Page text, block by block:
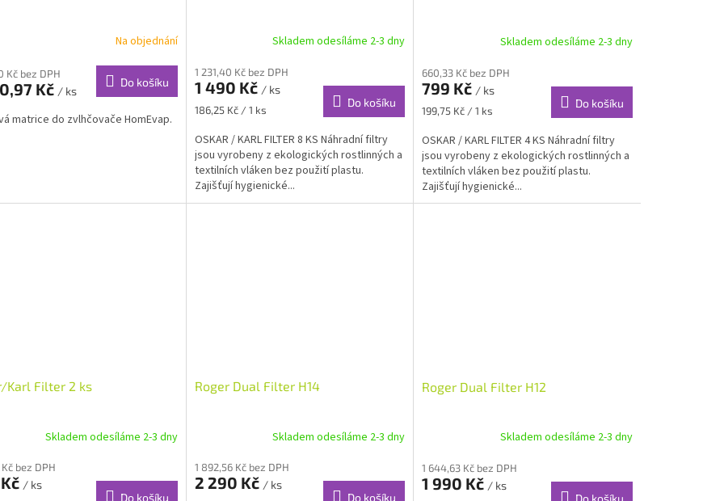
Na objednání
Kč bez DPH
Kč / ks
Do košíku
matrice do zvlhčovače HomEvap.
Skladem odesíláme 2-3 dny
1 231,40 Kč bez DPH
1 490 Kč / ks
Měrná
186,25 Kč / 1 ks
Do košíku
OSKAR / KARL FILTER 8 KS Náhradní filtry
jsou vyrobeny z ekologických rostlinných a
textilních vláken bez použití plastu.
Zajišťují hygienické...
Skladem odesíláme 2-3 dny
660,33 Kč bez DPH
799 Kč / ks
Měrná
199,75 Kč / 1 ks
Do košíku
OSKAR / KARL FILTER 4 KS Náhradní filtry
jsou vyrobeny z ekologických rostlinných a
textilních vláken bez použití plastu.
Zajišťují hygienické...
Karl Filter 2 ks
Skladem odesíláme 2-3 dny
bez DPH
/ ks
Do košíku
Roger Dual Filter H14
Skladem odesíláme 2-3 dny
1 892,56 Kč bez DPH
2 290 Kč / ks
Do košíku
Roger Dual Filter H12
Skladem odesíláme 2-3 dny
1 644,63 Kč bez DPH
1 990 Kč / ks
Do košíku